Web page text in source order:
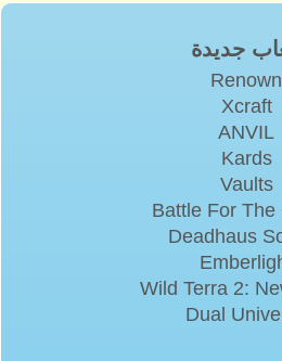
جديدة
Renown
Xcraft
ANVIL
Kards
Vaults
Battle For The
Deadhaus
Wild Terra 2:
Dual